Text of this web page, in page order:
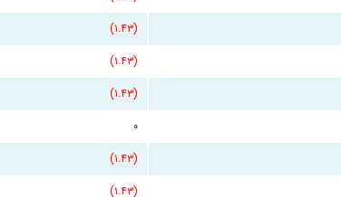
(۱.۴۳)
(۱.۴۳)
(۱.۴۳)
۰
(۱.۴۳)
(۱.۴۳)